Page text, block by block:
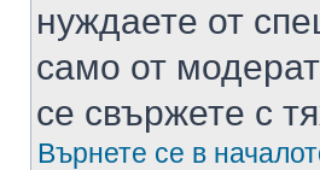
нуждаете от
само от
се свържете с
Върнете се в